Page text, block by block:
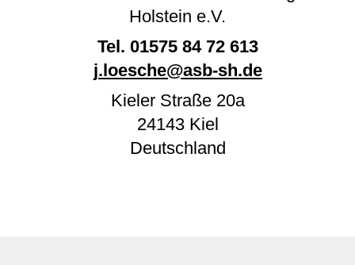
Holstein e.V.
Tel. 01575 84 72 613
j.loesche@asb-sh.de
Kieler Straße 20a
24143 Kiel
Deutschland